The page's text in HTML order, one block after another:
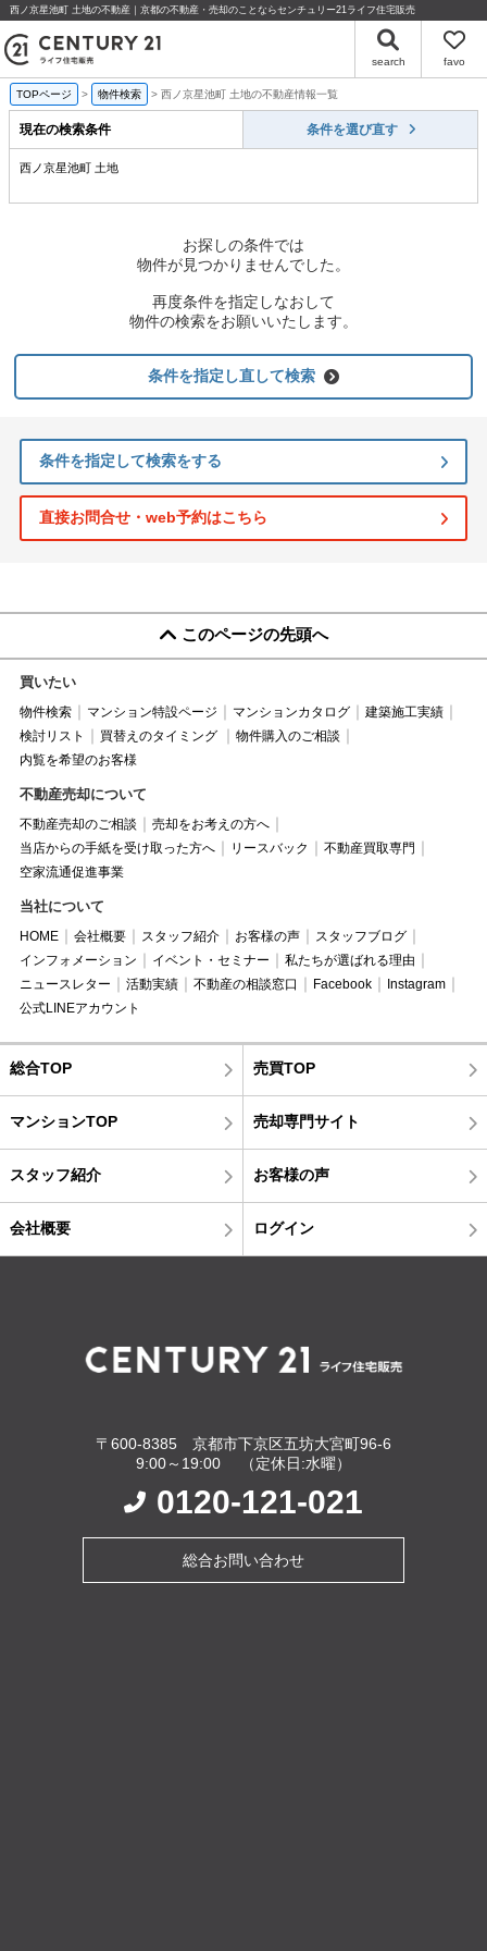
西ノ京星池町 土地の不動産｜京都の不動産・売却のことならセンチュリー21ライフ住宅販売
search favo
TOPページ 物件検索 西ノ京星池町 土地の不動産情報一覧
現在の検索条件 条件を選び直す
西ノ京星池町 土地
お探しの条件では
物件が見つかりませんでした。
再度条件を指定しなおして
物件の検索をお願いいたします。
条件を指定し直して検索
条件を指定して検索をする
直接お問合せ・web予約はこちら
このページの先頭へ
買いたい
物件検索 マンション特設ページ マンションカタログ
建築施工実績
検討リスト
買替えのタイミング
物件購入のご相談
内覧を希望のお客様
不動産売却について
不動産売却のご相談
売却をお考えの方へ
当店からの手紙を受け取った方へ
リースバック
不動産買取専門
空家流通促進事業
当社について
HOME 会社概要 スタッフ紹介 お客様の声
スタッフブログ
インフォメーション
イベント・セミナー
私たちが選ばれる理由
ニュースレター
活動実績 不動産の相談窓口 Facebook
Instagram
公式LINEアカウント
総合TOP 売買TOP
マンションTOP 売却専門サイト
スタッフ紹介 お客様の声
会社概要 ログイン
〒600-8385 京都市下京区五坊大宮町96-6
9:00～19:00 （定休日:水曜）
0120-121-021
総合お問い合わせ